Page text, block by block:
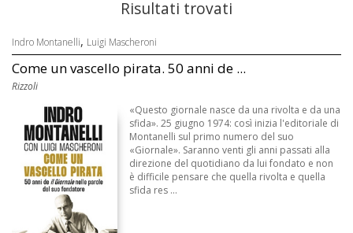
Risultati trovati
Indro Montanelli, Luigi Mascheroni
Come un vascello pirata. 50 anni de ...
Rizzoli
«Questo giornale nasce da una rivolta e da una
sfida». 25 giugno 1974: così inizia l'editoriale di
Montanelli sul primo numero del suo
«Giornale». Saranno venti gli anni passati alla
direzione del quotidiano da lui fondato e non
è difficile pensare che quella rivolta e quella
sfida res ...